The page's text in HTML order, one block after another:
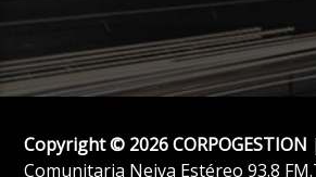
Copyright © 2026 CORPOGESTION
Comunitaria Neiva Estéreo 93.8